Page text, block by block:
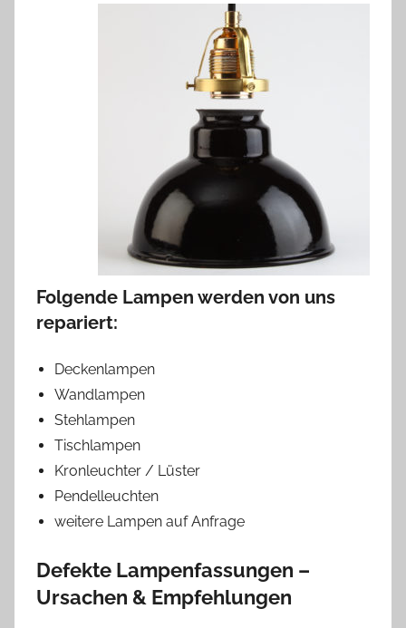
Folgende Lampen werden von uns
repariert:
Deckenlampen
Wandlampen
Stehlampen
Tischlampen
Kronleuchter / Lüster
Pendelleuchten
weitere Lampen auf Anfrage
Defekte Lampenfassungen –
Ursachen & Empfehlungen